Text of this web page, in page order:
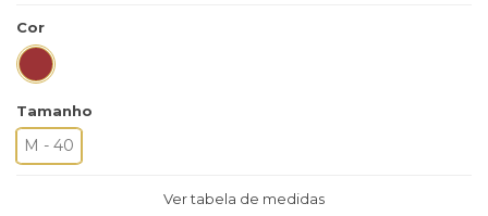
Cor
Tamanho
M - 40
Ver tabela de medidas